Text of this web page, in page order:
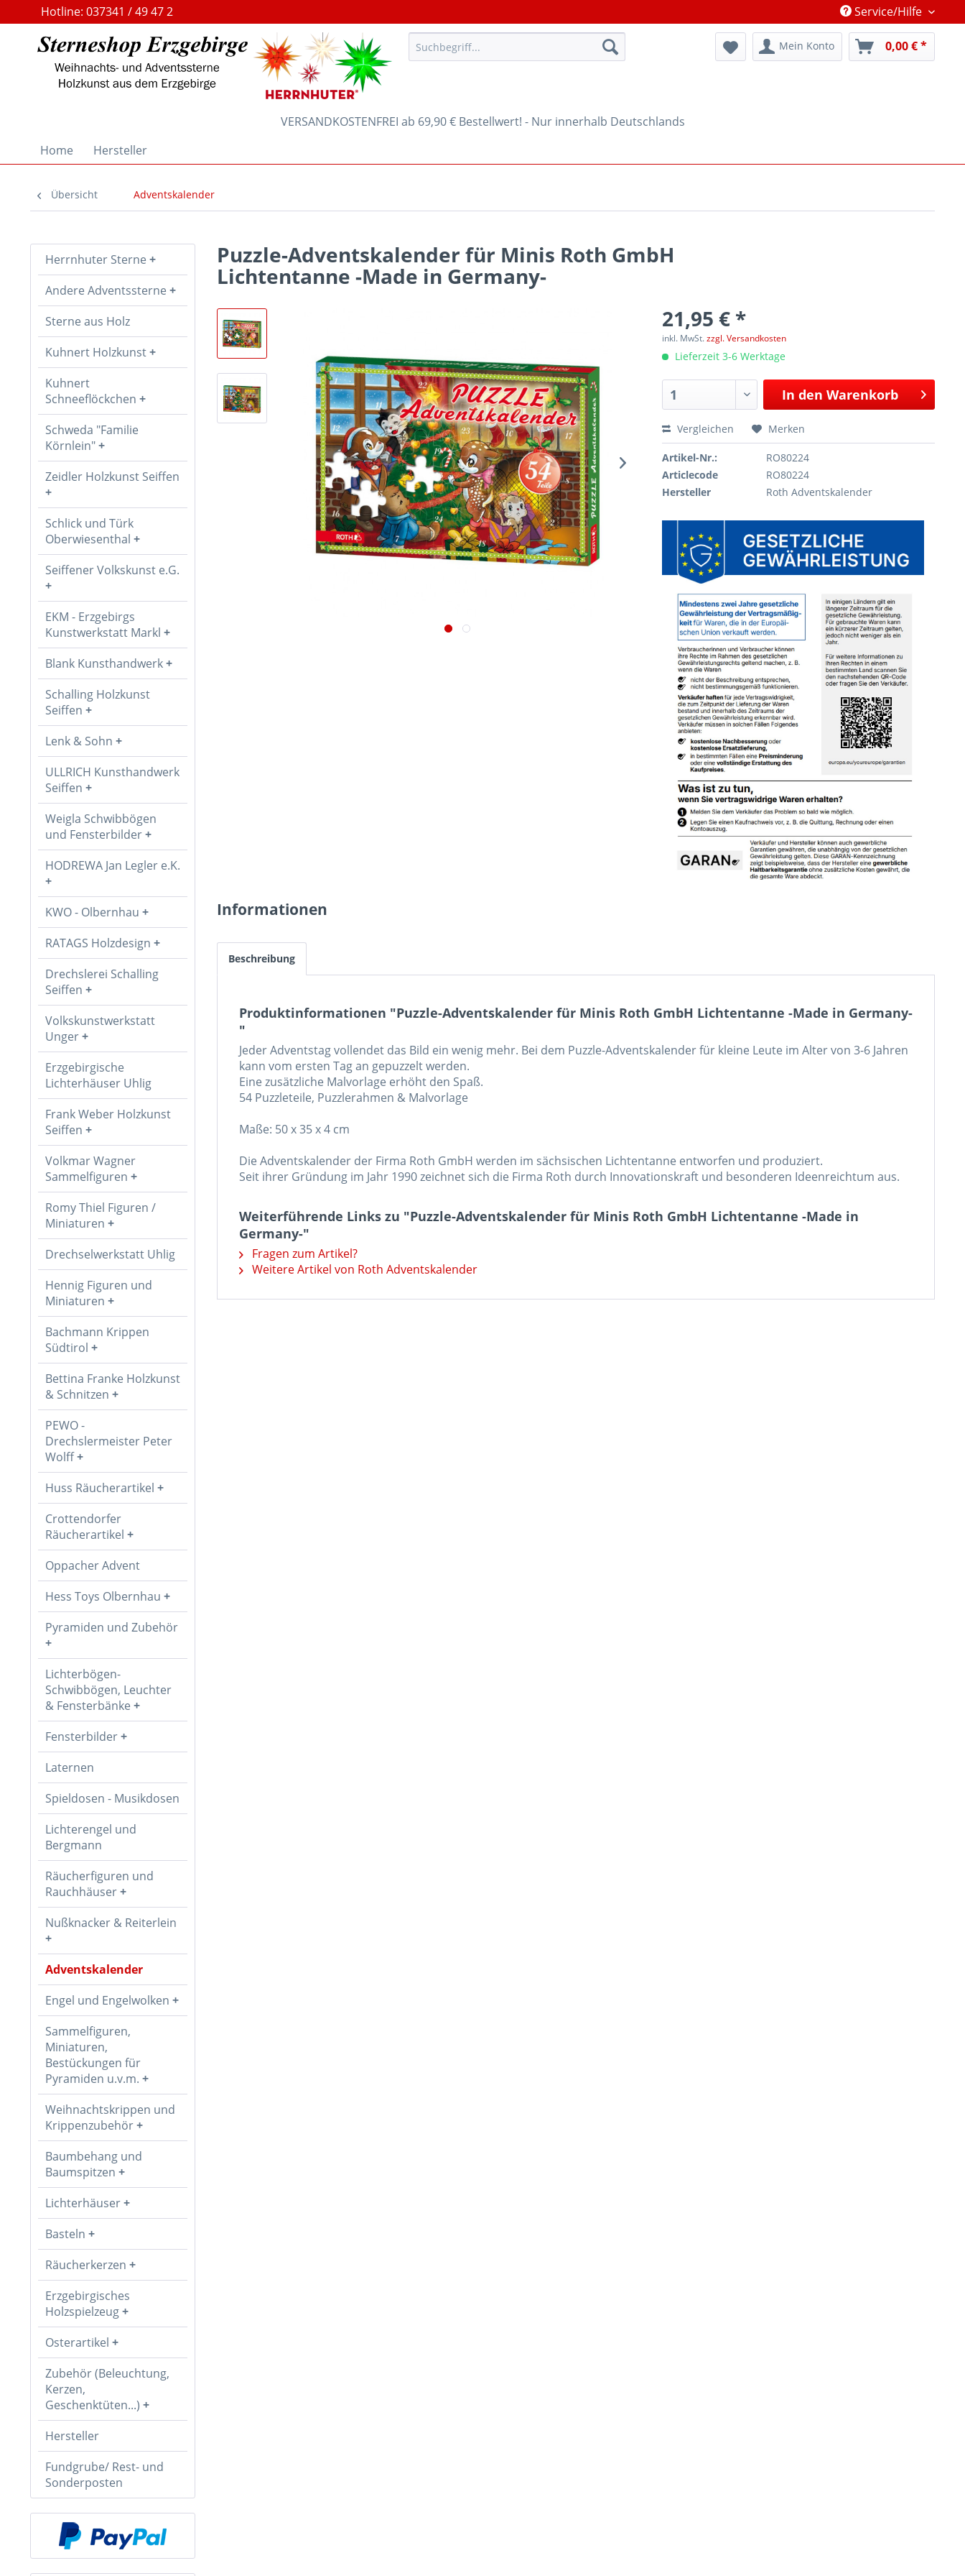
Hotline: 037341 / 49 47 2 Service/Hilfe
Mein Konto 0,00 € *
VERSANDKOSTENFREI ab 69,90 € Bestellwert! - Nur innerhalb Deutschlands
Home
Hersteller
Übersicht Adventskalender
Herrnhuter Sterne
Andere Adventssterne
Sterne aus Holz
Kuhnert Holzkunst
Kuhnert
Schneeflöckchen
Schweda "Familie
Körnlein"
Zeidler Holzkunst Seiffen
Schlick und Türk
Oberwiesenthal
Seiffener Volkskunst e.G.
EKM - Erzgebirgs
Kunstwerkstatt Markl
Blank Kunsthandwerk
Schalling Holzkunst
Seiffen
Lenk & Sohn
ULLRICH Kunsthandwerk
Seiffen
Weigla Schwibbögen
und Fensterbilder
HODREWA Jan Legler e.K.
KWO - Olbernhau
RATAGS Holzdesign
Drechslerei Schalling
Seiffen
Volkskunstwerkstatt
Unger
Erzgebirgische
Lichterhäuser Uhlig
Frank Weber Holzkunst
Seiffen
Volkmar Wagner
Sammelfiguren
Romy Thiel Figuren /
Miniaturen
Drechselwerkstatt Uhlig
Hennig Figuren und
Miniaturen
Bachmann Krippen
Südtirol
Bettina Franke Holzkunst
& Schnitzen
PEWO -
Drechslermeister Peter
Wolff
Huss Räucherartikel
Crottendorfer
Räucherartikel
Oppacher Advent
Hess Toys Olbernhau
Pyramiden und Zubehör
Lichterbögen-
Schwibbögen, Leuchter
& Fensterbänke
Fensterbilder
Laternen
Spieldosen - Musikdosen
Lichterengel und
Bergmann
Räucherfiguren und
Rauchhäuser
Nußknacker & Reiterlein
Adventskalender
Engel und Engelwolken
Sammelfiguren,
Miniaturen,
Bestückungen für
Pyramiden u.v.m.
Weihnachtskrippen und
Krippenzubehör
Baumbehang und
Baumspitzen
Lichterhäuser
Basteln
Räucherkerzen
Erzgebirgisches
Holzspielzeug
Osterartikel
Zubehör (Beleuchtung,
Kerzen,
Geschenktüten...)
Hersteller
Fundgrube/ Rest- und
Sonderposten
Puzzle-Adventskalender für Minis Roth GmbH
Lichtentanne -Made in Germany-
21,95 € *
inkl. MwSt.zzgl. Versandkosten
Lieferzeit 3-6 Werktage
In den Warenkorb
Vergleichen Merken
Artikel-Nr.:
RO80224
Articlecode
RO80224
Hersteller
Roth Adventskalender
Informationen
Beschreibung
Produktinformationen "Puzzle-Adventskalender für Minis Roth GmbH Lichtentanne -Made in Germany-
"
Jeder Adventstag vollendet das Bild ein wenig mehr. Bei dem Puzzle-Adventskalender für kleine Leute im Alter von 3-6 Jahren
kann vom ersten Tag an gepuzzelt werden.
Eine zusätzliche Malvorlage erhöht den Spaß.
54 Puzzleteile, Puzzlerahmen & Malvorlage
Maße: 50 x 35 x 4 cm
Die Adventskalender der Firma Roth GmbH werden im sächsischen Lichtentanne entworfen und produziert.
Seit ihrer Gründung im Jahr 1990 zeichnet sich die Firma Roth durch Innovationskraft und besonderen Ideenreichtum aus.
Weiterführende Links zu "Puzzle-Adventskalender für Minis Roth GmbH Lichtentanne -Made in
Germany-"
Fragen zum Artikel?
Weitere Artikel von Roth Adventskalender